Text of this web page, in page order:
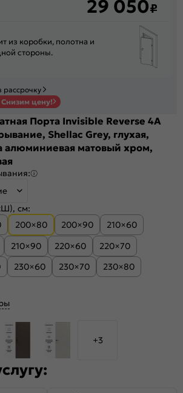
29 050₽
из коробки, полотна и
стороны.
рассрочку
цену!
Порта Invisible Reverse 4A
Shellac Grey, глухая,
алюминиевая матовый хром,
см:
200×80 200×90
210×60
210×90 220×60
220×70
230×60 230×70
230×80
+3